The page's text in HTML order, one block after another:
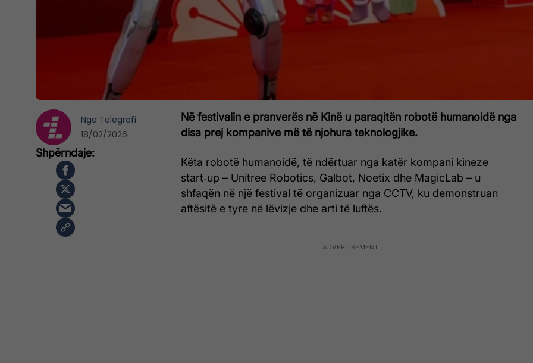
Në festivalin e pranverës në Kinë u paraqitën robotë humanoidë nga
disa prej kompanive më të njohura teknologjike.
Këta robotë humanoidë, të ndërtuar nga katër kompani kineze
start‑up – Unitree Robotics, Galbot, Noetix dhe MagicLab – u
shfaqën në një festival të organizuar nga CCTV, ku demonstruan
aftësitë e tyre në lëvizje dhe arti të luftës.
Nga Telegrafi
18/02/2026